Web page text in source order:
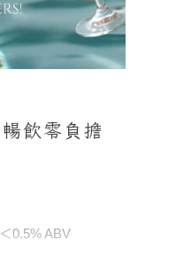
暢飲零負擔
＜0.5% ABV